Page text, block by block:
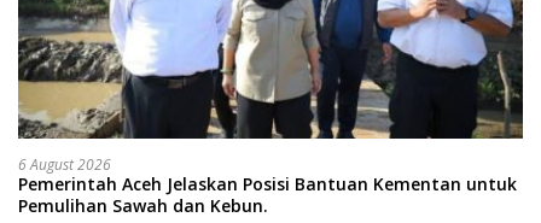
6 August 2026
Pemerintah Aceh Jelaskan Posisi Bantuan Kementan untuk
Pemulihan Sawah dan Kebun.